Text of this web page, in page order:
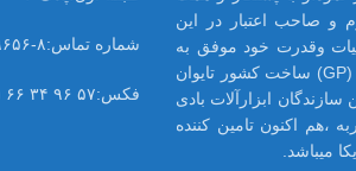
شماره تماس:۸-۶۶۳۴۹۶۵۶ ( ۰۲۱)
فکس:۵۷ ۹۶ ۳۴ ۶۶ (۰۲۱)
و صاحب اعتبار در این
از تجربیات وقدرت خود موفق به
اخذ نمایندگی ابزار آلات بادی با مارک GP) GISON) ساخت کشور تایوان
ابزارآلات بادی
که با بیش از ۶۵ سال تجربه ،هم اکنون تامین کننده
میباشد.